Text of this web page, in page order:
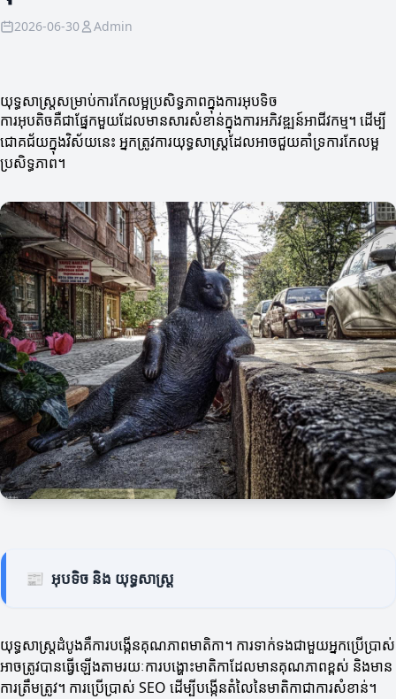
2026-06-30 Admin
យុទ្ធសាស្ត្រសម្រាប់ការកែលម្អប្រសិទ្ធភាពក្នុងការអុបទិច
ការអុបតិចគឺជាផ្នែកមួយដែលមានសារសំខាន់ក្នុងការអភិវឌ្ឍន៍អាជីវកម្ម។ ដើម្បី
ជោគជ័យក្នុងវិស័យនេះ អ្នកត្រូវការយុទ្ធសាស្ត្រដែលអាចជួយគាំទ្រការកែលម្អ
ប្រសិទ្ធភាព។
📰 អុបទិច និង យុទ្ធសាស្ត្រ
យុទ្ធសាស្ត្រដំបូងគឺការបង្កើនគុណភាពមាតិកា។ ការទាក់ទងជាមួយអ្នកប្រើប្រាស់
អាចត្រូវបានធ្វើឡើងតាមរយៈការបង្ហោះមាតិកាដែលមានគុណភាពខ្ពស់ និងមាន
ការត្រឹមត្រូវ។ ការប្រើប្រាស់ SEO ដើម្បីបង្កើនតំលៃនៃមាតិកាជាការសំខាន់។